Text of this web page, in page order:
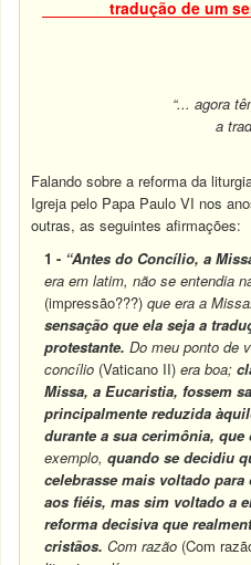
tradução de um
“... agora
a
Falando sobre a reforma da
Igreja pelo Papa Paulo VI nos
outras, as seguintes afirmações:
1 - “Antes do Concílio, a
era em latim, não se entendia
(impressão???) que era a Missa
sensação que ela seja a
protestante.Do meu ponto de
concílio (Vaticano II)era boa;
Missa, a Eucaristia, fossem
principalmente reduzida
durante a sua cerimônia,
exemplo,quando se decidiu
celebrasse mais voltado
aos fiéis, mas sim voltado a
reforma decisiva que
cristãos.Com razão (Com